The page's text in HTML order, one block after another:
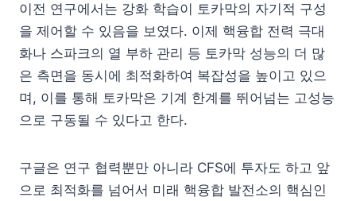
이전 연구에서는 강화 학습이 토카막의 자기적 구성
을 제어할 수 있음을 보였다. 이제 핵융합 전력 극대
화나 스파크의 열 부하 관리 등 토카막 성능의 더 많
은 측면을 동시에 최적화하여 복잡성을 높이고 있으
며, 이를 통해 토카막은 기계 한계를 뛰어넘는 고성능
으로 구동될 수 있다고 한다.
구글은 연구 협력뿐만 아니라 CFS에 투자도 하고 앞
으로 최적화를 넘어서 미래 핵융합 발전소의 핵심인